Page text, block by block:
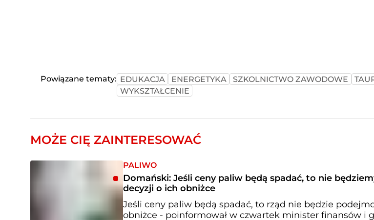
Powiązane tematy: EDUKACJA ENERGETYKA SZKOLNICTWO ZAWODOWE
WYKSZTAŁCENIE
MOŻE CIĘ ZAINTERESOWAĆ
PALIWO
Domański: Jeśli ceny paliw będą spadać, to nie
decyzji o ich obniżce
Jeśli ceny paliw będą spadać, to rząd nie będzie
obniżce - poinformował w czwartek minister finansów i